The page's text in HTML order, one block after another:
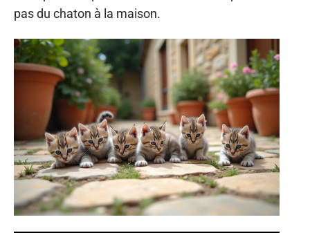
pas du chaton à la maison.